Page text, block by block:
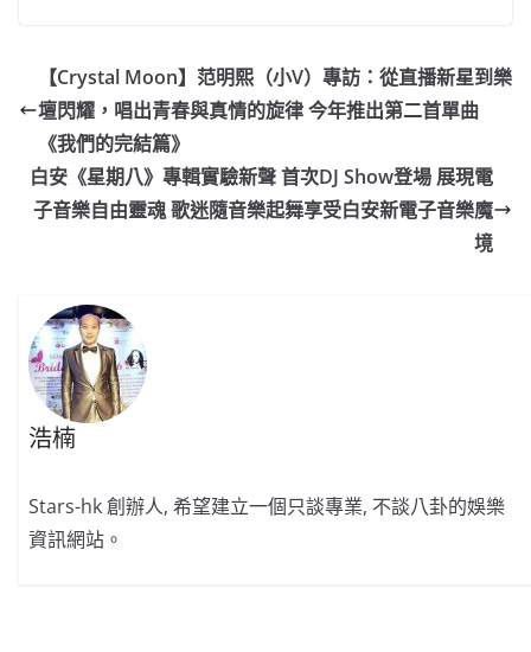
e
b
o
o
k
W
ei
b
o
s
A
p
h
at
er l y
Li
k
【Crystal Moon】范明熙（小V）專訪：從直播新星到樂
壇閃耀，唱出青春與真情的旋律 今年推出第二首單曲
《我們的完結篇》
白安《星期八》專輯實驗新聲 首次DJ Show登場 展現電
子音樂自由靈魂 歌迷隨音樂起舞享受白安新電子音樂魔
境
浩楠
Stars-hk 創辦人, 希望建立一個只談專業, 不談八卦的娛樂
資訊網站。